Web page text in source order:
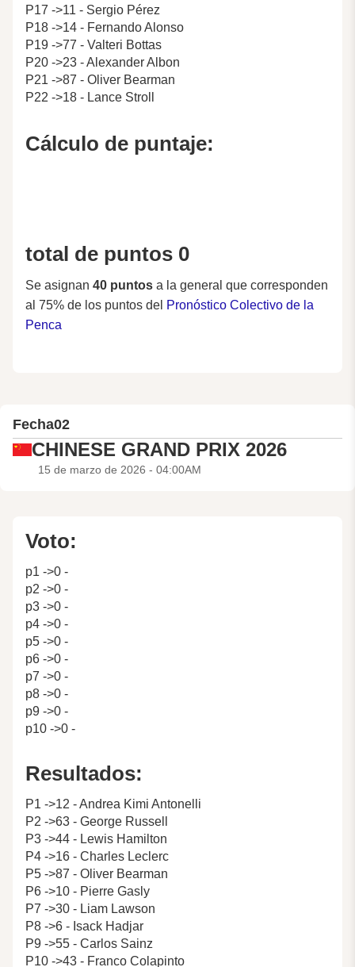
P17 ->11 - Sergio Pérez
P18 ->14 - Fernando Alonso
P19 ->77 - Valteri Bottas
P20 ->23 - Alexander Albon
P21 ->87 - Oliver Bearman
P22 ->18 - Lance Stroll
Cálculo de puntaje:
total de puntos 0
Se asignan 40 puntos a la general que corresponden
al 75% de los puntos del Pronóstico Colectivo de la
Penca
Fecha02
CHINESE GRAND PRIX 2026
15 de marzo de 2026 - 04:00AM
Voto:
p1 ->0 -
p2 ->0 -
p3 ->0 -
p4 ->0 -
p5 ->0 -
p6 ->0 -
p7 ->0 -
p8 ->0 -
p9 ->0 -
p10 ->0 -
Resultados:
P1 ->12 - Andrea Kimi Antonelli
P2 ->63 - George Russell
P3 ->44 - Lewis Hamilton
P4 ->16 - Charles Leclerc
P5 ->87 - Oliver Bearman
P6 ->10 - Pierre Gasly
P7 ->30 - Liam Lawson
P8 ->6 - Isack Hadjar
P9 ->55 - Carlos Sainz
P10 ->43 - Franco Colapinto